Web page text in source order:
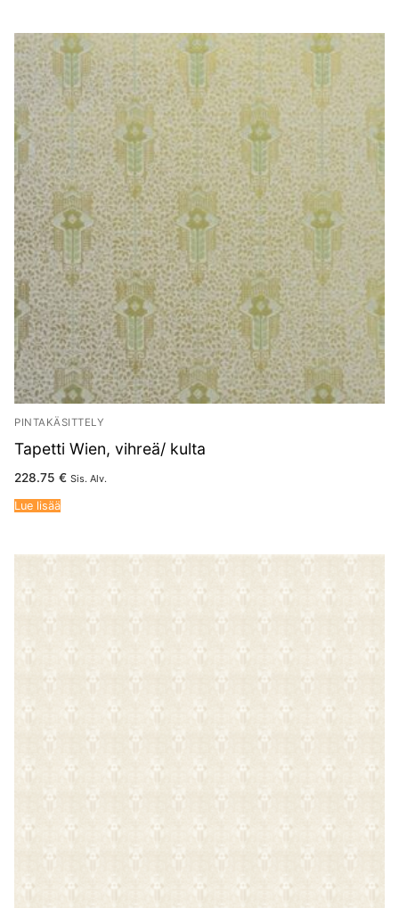
PINTAKÄSITTELY
Tapetti Wien, vihreä/ kulta
228.75 € Sis. Alv.
Lue lisää